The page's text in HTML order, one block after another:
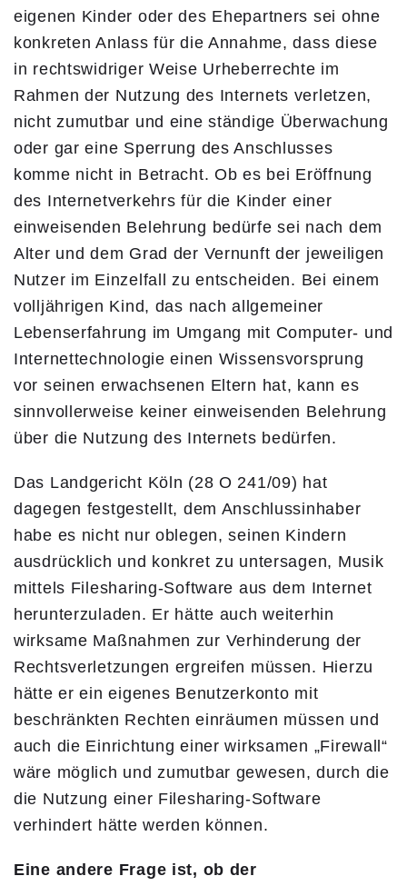
eigenen Kinder oder des Ehepartners sei ohne
konkreten Anlass für die Annahme, dass diese
in rechtswidriger Weise Urheberrechte im
Rahmen der Nutzung des Internets verletzen,
nicht zumutbar und eine ständige Überwachung
oder gar eine Sperrung des Anschlusses
komme nicht in Betracht. Ob es bei Eröffnung
des Internetverkehrs für die Kinder einer
einweisenden Belehrung bedürfe sei nach dem
Alter und dem Grad der Vernunft der jeweiligen
Nutzer im Einzelfall zu entscheiden. Bei einem
volljährigen Kind, das nach allgemeiner
Lebenserfahrung im Umgang mit Computer- und
Internettechnologie einen Wissensvorsprung
vor seinen erwachsenen Eltern hat, kann es
sinnvollerweise keiner einweisenden Belehrung
über die Nutzung des Internets bedürfen.
Das Landgericht Köln (28 O 241/09) hat
dagegen festgestellt, dem Anschlussinhaber
habe es nicht nur oblegen, seinen Kindern
ausdrücklich und konkret zu untersagen, Musik
mittels Filesharing-Software aus dem Internet
herunterzuladen. Er hätte auch weiterhin
wirksame Maßnahmen zur Verhinderung der
Rechtsverletzungen ergreifen müssen. Hierzu
hätte er ein eigenes Benutzerkonto mit
beschränkten Rechten einräumen müssen und
auch die Einrichtung einer wirksamen „Firewall“
wäre möglich und zumutbar gewesen, durch die
die Nutzung einer Filesharing-Software
verhindert hätte werden können.
Eine andere Frage ist, ob der